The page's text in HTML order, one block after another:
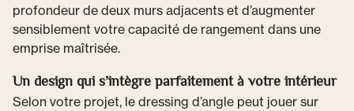
profondeur de deux murs adjacents et d’augmenter
sensiblement votre capacité de rangement dans une
emprise maîtrisée.
Un design qui s’intègre parfaitement à votre intérieur
Selon votre projet, le dressing d’angle peut jouer sur